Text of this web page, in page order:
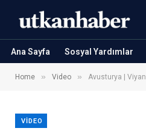
Ana Sayfa Sosyal Yardımlar
Home » Video » Avusturya | Viyana’da
VIDEO